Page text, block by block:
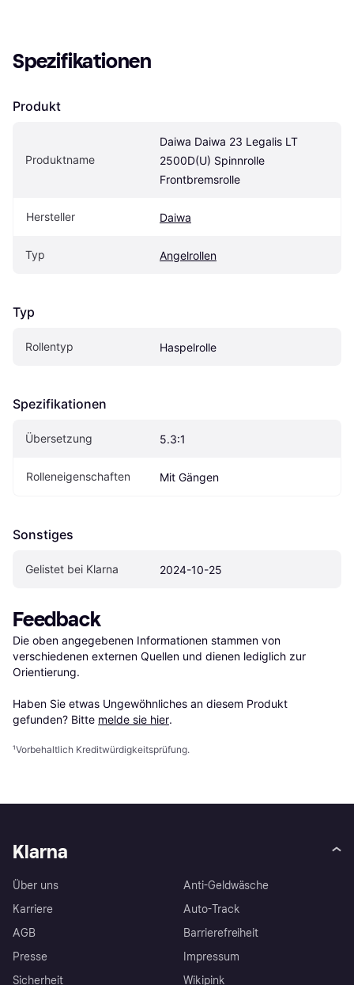
Spezifikationen
Produkt
Produktname
Daiwa Daiwa 23 Legalis LT
2500D(U) Spinnrolle
Frontbremsrolle
Hersteller Daiwa
Typ Angelrollen
Typ
Rollentyp Haspelrolle
Spezifikationen
Übersetzung 5.3:1
Rolleneigenschaften Mit Gängen
Sonstiges
Gelistet bei Klarna 2024-10-25
Feedback
Die oben angegebenen Informationen stammen von
verschiedenen externen Quellen und dienen lediglich zur
Orientierung.
Haben Sie etwas Ungewöhnliches an diesem Produkt
gefunden? Bitte melde sie hier.
¹Vorbehaltlich Kreditwürdigkeitsprüfung.
Klarna
Über uns
Karriere
AGB
Presse
Sicherheit
Anti-Geldwäsche
Auto-Track
Barrierefreiheit
Impressum
Wikipink